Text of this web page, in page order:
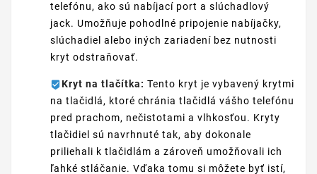
telefónu, ako sú nabíjací port a slúchadlový
jack. Umožňuje pohodlné pripojenie nabíjačky,
slúchadiel alebo iných zariadení bez nutnosti
kryt odstraňovať.
Kryt na tlačítka: Tento kryt je vybavený krytmi
na tlačidlá, ktoré chránia tlačidlá vášho telefónu
pred prachom, nečistotami a vlhkosťou. Kryty
tlačidiel sú navrhnuté tak, aby dokonale
priliehali k tlačidlám a zároveň umožňovali ich
ľahké stláčanie. Vďaka tomu si môžete byť istí,